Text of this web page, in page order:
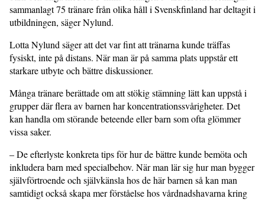
sammanlagt 75 tränare från olika håll i Svenskfinland har deltagit i
utbildningen, säger Nylund.
Lotta Nylund säger att det var fint att tränarna kunde träffas
fysiskt, inte på dis­tans. När man är på samma plats uppstår ett
starkare utbyte och bättre diskussioner.
Många tränare berättade om att stökig stämning lätt kan uppstå i
grupper där flera av barnen har koncentrationssvårigheter. Det
kan handla om störande beteende eller barn som ofta glömmer
vissa saker.
– De efterlyste konkreta tips för hur de bättre kunde bemöta och
inkludera barn med specialbehov. När man lär sig hur man bygger
självförtroende och självkänsla hos de här barnen så kan man
samtidigt också skapa mer förståelse hos vårdnadshavarna kring